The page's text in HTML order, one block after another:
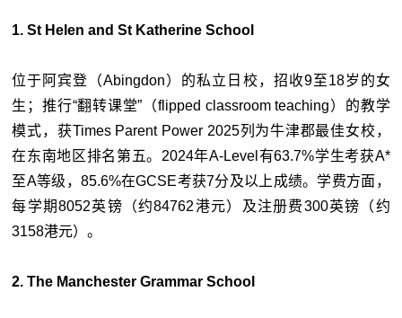
1. St Helen and St Katherine School
位于阿宾登（Abingdon）的私立日校，招收9至18岁的女
生；推行“翻转课堂”（flipped classroom teaching）的教学
模式，获Times Parent Power 2025列为牛津郡最佳女校，
在东南地区排名第五。2024年A-Level有63.7%学生考获A*
至A等级，85.6%在GCSE考获7分及以上成绩。学费方面，
每学期8052英镑（约84762港元）及注册费300英镑（约
3158港元）。
2. The Manchester Grammar School